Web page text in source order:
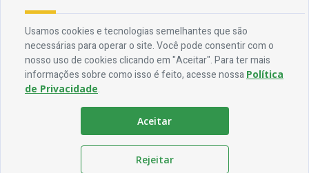
Rua Francisca Claudino Fernandes, 01 - Centro - CEP 58.928-000
Contato
(83) 3563-1075
Email:
Expediente: De segunda à sexta, das 08h às 13h
Usamos cookies e tecnologias semelhantes que são
necessárias para operar o site. Você pode consentir com o
nosso uso de cookies clicando em "Aceitar". Para ter mais
informações sobre como isso é feito, acesse nossa Política
de Privacidade.
Aceitar
Rejeitar